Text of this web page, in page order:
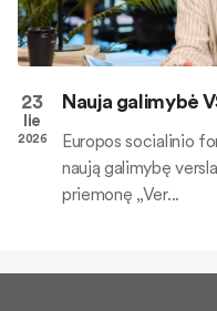
23
lie
2026
Nauja galimybė
Europos socialinio
naują galimybę
priemonę „Ver...